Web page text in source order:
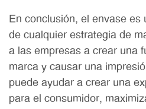
En conclusión, el envase es
de cualquier estrategia de
a las empresas a crear una
marca y causar una
puede ayudar a crear una
para el consumidor,